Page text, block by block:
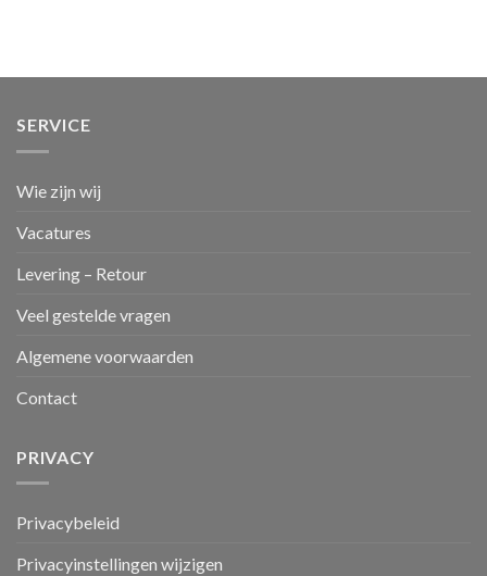
SERVICE
Wie zijn wij
Vacatures
Levering – Retour
Veel gestelde vragen
Algemene voorwaarden
Contact
PRIVACY
Privacybeleid
Privacyinstellingen wijzigen